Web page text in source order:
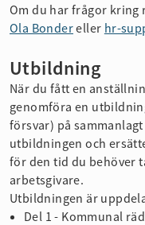
Om du har frågor
Ola Bondereller hr-
Utbildning
När du fått en
genomföra en
försvar) på
utbildningen och
för den tid du behöver
arbetsgivare.
Utbildningen är
Del 1 - Kommunal